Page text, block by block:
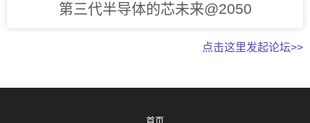
第三代半导体的芯未来@2050
点击这里发起论坛>>
首页